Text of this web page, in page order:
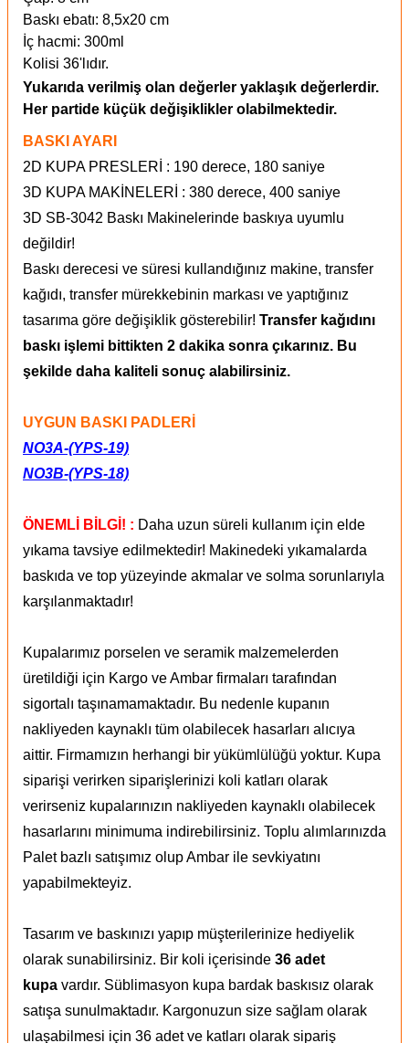
Baskı ebatı: 8,5x20 cm
İç hacmi: 300ml
Kolisi 36'lıdır.
Yukarıda verilmiş olan değerler yaklaşık değerlerdir.
Her partide küçük değişiklikler olabilmektedir.
BASKI AYARI
2D KUPA PRESLERİ : 190 derece, 180 saniye
3D KUPA MAKİNELERİ : 380 derece, 400 saniye
3D SB-3042 Baskı Makinelerinde baskıya uyumlu
değildir!
Baskı derecesi ve süresi kullandığınız makine, transfer
kağıdı, transfer mürekkebinin markası ve yaptığınız
tasarıma göre değişiklik gösterebilir! Transfer kağıdını
baskı işlemi bittikten 2 dakika sonra çıkarınız. Bu
şekilde daha kaliteli sonuç alabilirsiniz.
UYGUN BASKI PADLERİ
NO3A-(YPS-19)
NO3B-(YPS-18)
ÖNEMLİ BİLGİ! : Daha uzun süreli kullanım için elde
yıkama tavsiye edilmektedir! Makinedeki yıkamalarda
baskıda ve top yüzeyinde akmalar ve solma sorunlarıyla
karşılanmaktadır!
Kupalarımız porselen ve seramik malzemelerden
üretildiği için Kargo ve Ambar firmaları tarafından
sigortalı taşınamamaktadır. Bu nedenle kupanın
nakliyeden kaynaklı tüm olabilecek hasarları alıcıya
aittir. Firmamızın herhangi bir yükümlülüğü yoktur. Kupa
siparişi verirken siparişlerinizi koli katları olarak
verirseniz kupalarınızın nakliyeden kaynaklı olabilecek
hasarlarını minimuma indirebilirsiniz. Toplu alımlarınızda
Palet bazlı satışımız olup Ambar ile sevkiyatını
yapabilmekteyiz.
Tasarım ve baskınızı yapıp müşterilerinize hediyelik
olarak sunabilirsiniz. Bir koli içerisinde 36 adet
kupa vardır. Süblimasyon kupa bardak baskısız olarak
satışa sunulmaktadır. Kargonuzun size sağlam olarak
ulaşabilmesi için 36 adet ve katları olarak sipariş